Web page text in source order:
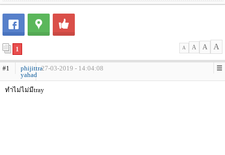
1 A A A A
#1
phijittra
yahad
27-03-2019 - 14:04:08
ทำไม่ไม่มีtray